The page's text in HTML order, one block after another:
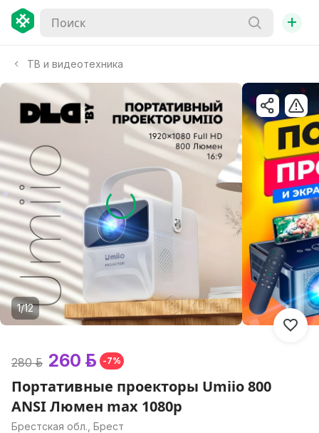
+
ТВ и видеотехника
1/12
280 р. 260 р. -7%
Портативные проекторы Umiio 800
ANSI Люмен max 1080p
Брестская обл., Брест